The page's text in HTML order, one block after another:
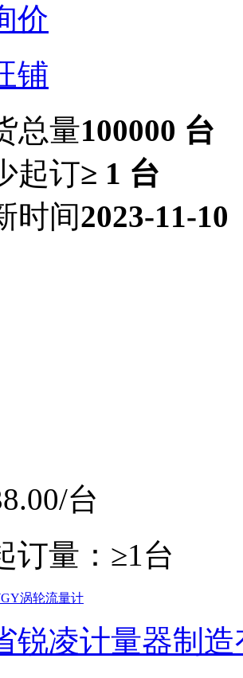
价
铺
总量100000 台
起订≥ 1 台
时间2023-11-10
/台
订量： ≥1台
涡轮流量计
锐凌计量器制